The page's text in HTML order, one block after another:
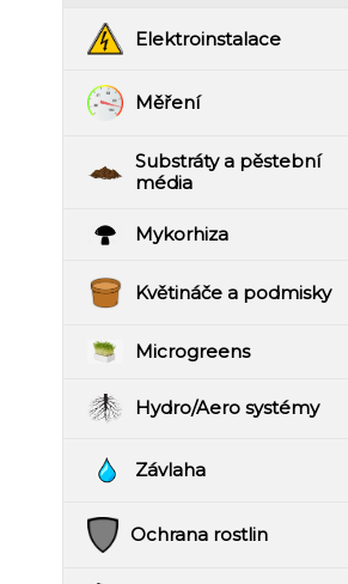
Elektroinstalace
Měření
Substráty a pěstební
média
Mykorhiza
Květináče a podmisky
Microgreens
Hydro/Aero systémy
Závlaha
Ochrana rostlin